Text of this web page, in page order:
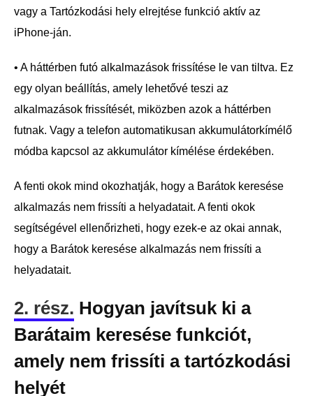
vagy a Tartózkodási hely elrejtése funkció aktív az
iPhone-ján.
• A háttérben futó alkalmazások frissítése le van tiltva. Ez
egy olyan beállítás, amely lehetővé teszi az
alkalmazások frissítését, miközben azok a háttérben
futnak. Vagy a telefon automatikusan akkumulátorkímélő
módba kapcsol az akkumulátor kímélése érdekében.
A fenti okok mind okozhatják, hogy a Barátok keresése
alkalmazás nem frissíti a helyadatait. A fenti okok
segítségével ellenőrizheti, hogy ezek-e az okai annak,
hogy a Barátok keresése alkalmazás nem frissíti a
helyadatait.
2. rész. Hogyan javítsuk ki a
Barátaim keresése funkciót,
amely nem frissíti a tartózkodási
helyét